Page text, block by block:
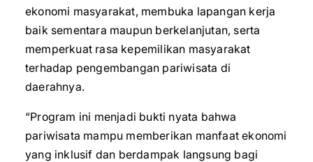
ekonomi masyarakat, membuka lapangan kerja
baik sementara maupun berkelanjutan, serta
memperkuat rasa kepemilikan masyarakat
terhadap pengembangan pariwisata di
daerahnya.
“Program ini menjadi bukti nyata bahwa
pariwisata mampu memberikan manfaat ekonomi
yang inklusif dan berdampak langsung bagi